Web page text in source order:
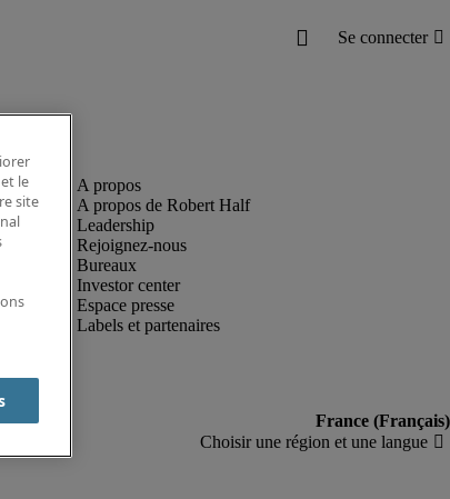
A propos de Robert Half
Leadership
Rejoignez-nous
Bureaux
Investor center
Espace presse
Labels et partenaires
le
site